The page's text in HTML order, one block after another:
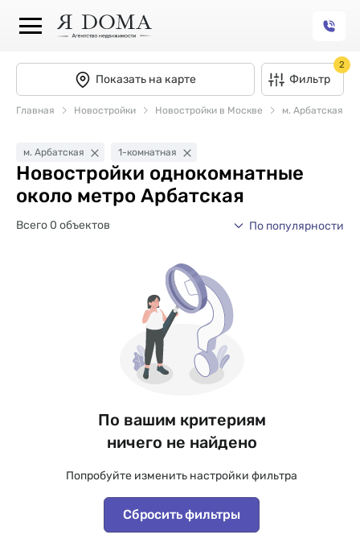
Показать на карте Фильтр
2
Главная Новостройки Новостройки в Москве м. Арбатская
м. Арбатская 1-комнатная
Новостройки однокомнатные
около метро Арбатская
Всего 0 объектов По популярности
По вашим критериям
ничего не найдено
Попробуйте изменить настройки фильтра
Сбросить фильтры